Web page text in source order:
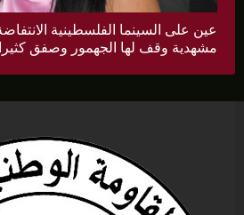
عين على السينما الفلسطينية
مشهدية وقف لها الجهمور وصفق كثيرا